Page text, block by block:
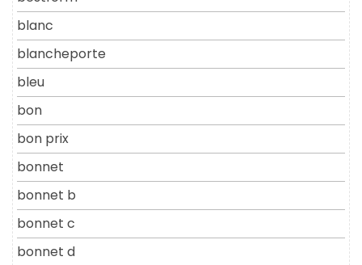
blanc
blancheporte
bleu
bon
bon prix
bonnet
bonnet b
bonnet c
bonnet d